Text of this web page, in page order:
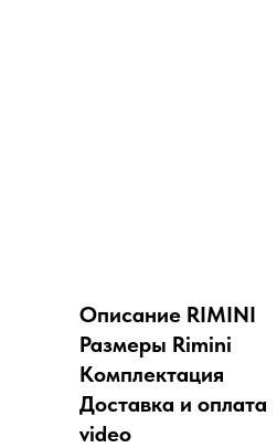
Описание RIMINI
Размеры Rimini
Комплектация
Доставка и оплата
video